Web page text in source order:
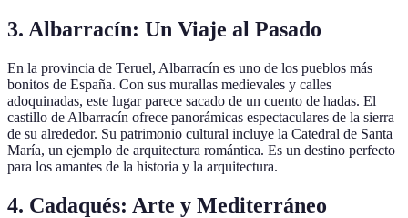
3. Albarracín: Un Viaje al Pasado
En la provincia de Teruel, Albarracín es uno de los pueblos más
bonitos de España. Con sus murallas medievales y calles
adoquinadas, este lugar parece sacado de un cuento de hadas. El
castillo de Albarracín ofrece panorámicas espectaculares de la sierra
de su alrededor. Su patrimonio cultural incluye la Catedral de Santa
María, un ejemplo de arquitectura romántica. Es un destino perfecto
para los amantes de la historia y la arquitectura.
4. Cadaqués: Arte y Mediterráneo